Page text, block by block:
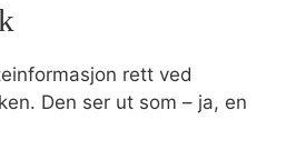
rett ved
Den ser ut som – ja, en